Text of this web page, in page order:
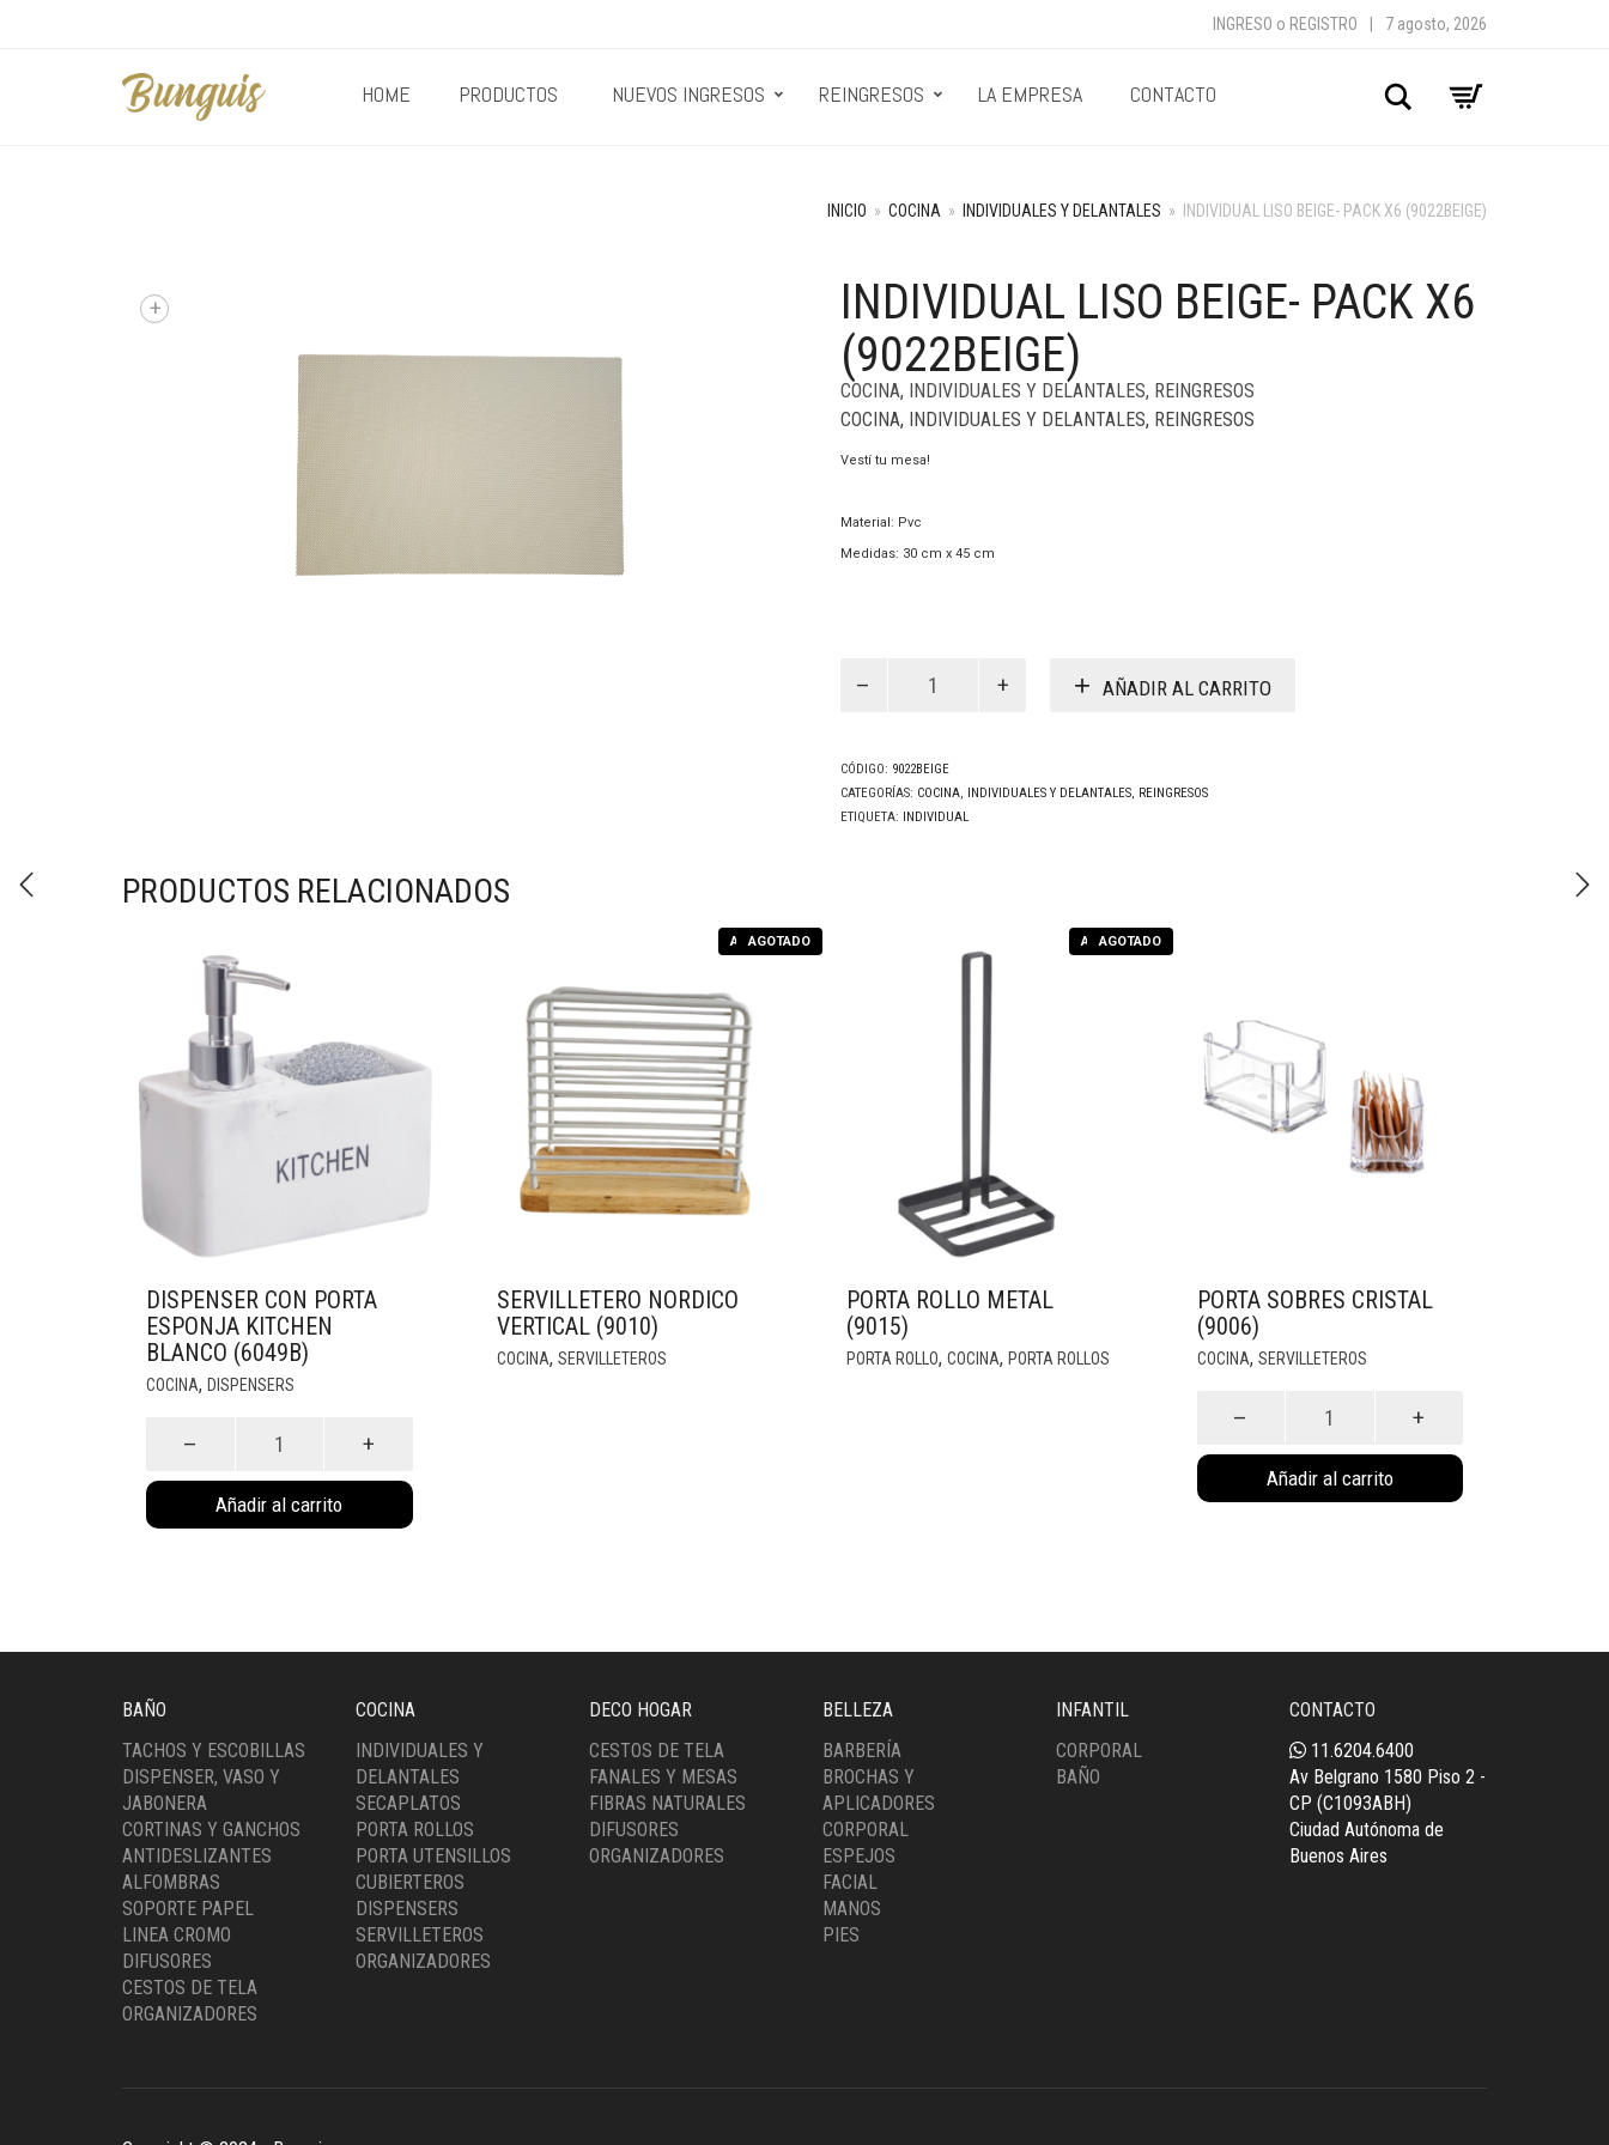
INGRESO o REGISTRO 7 agosto, 2026
HOME PRODUCTOS NUEVOS INGRESOS REINGRESOS LA EMPRESA CONTACTO Buscar
INICIO » COCINA » INDIVIDUALES Y DELANTALES » INDIVIDUAL LISO BEIGE- PACK X6 (9022BEIGE)
+
INDIVIDUAL LISO BEIGE- PACK X6
(9022BEIGE)
COCINA, INDIVIDUALES Y DELANTALES, REINGRESOS
COCINA, INDIVIDUALES Y DELANTALES, REINGRESOS
Vestí tu mesa!
Material: Pvc
Medidas: 30 cm x 45 cm
Liso
cantidad
AÑADIR AL CARRITO
CÓDIGO: 9022BEIGE
CATEGORÍAS: COCINA, INDIVIDUALES Y DELANTALES, REINGRESOS
ETIQUETA: INDIVIDUAL
PRODUCTOS RELACIONADOS
DISPENSER CON PORTA
ESPONJA KITCHEN
BLANCO (6049B)
COCINA, DISPENSERS
porta
kitchen
Añadir al carrito
AGOTADO
AGOTADO
SERVILLETERO NORDICO
VERTICAL (9010)
COCINA, SERVILLETEROS
AGOTADO
AGOTADO
PORTA ROLLO METAL
(9015)
PORTA ROLLO, COCINA, PORTA ROLLOS
PORTA SOBRES CRISTAL
(9006)
COCINA, SERVILLETEROS
Cristal
cantidad
Añadir al carrito
BAÑO
TACHOS Y ESCOBILLAS
DISPENSER, VASO Y
JABONERA
CORTINAS Y GANCHOS
ANTIDESLIZANTES
ALFOMBRAS
SOPORTE PAPEL
LINEA CROMO
DIFUSORES
CESTOS DE TELA
ORGANIZADORES
COCINA
INDIVIDUALES Y
DELANTALES
SECAPLATOS
PORTA ROLLOS
PORTA UTENSILLOS
CUBIERTEROS
DISPENSERS
SERVILLETEROS
ORGANIZADORES
DECO HOGAR
CESTOS DE TELA
FANALES Y MESAS
FIBRAS NATURALES
DIFUSORES
ORGANIZADORES
BELLEZA
BARBERÍA
BROCHAS Y
APLICADORES
CORPORAL
ESPEJOS
FACIAL
MANOS
PIES
INFANTIL
CORPORAL
BAÑO
CONTACTO
11.6204.6400
Av Belgrano 1580 Piso 2 -
CP (C1093ABH)
Ciudad Autónoma de
Buenos Aires